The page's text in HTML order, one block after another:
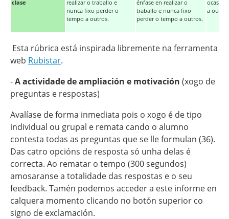
clase
realizar o traballo e
nunca fixo perder o
tempo a outros.
énfase en realizar o
traballo e nunca fixo
perder o tempo a outros.
a
Esta rúbrica está inspirada libremente na ferramenta
web Rubistar.
-A actividade de ampliación e motivación (xogo de
preguntas e respostas)
Avalíase de forma inmediata pois o xogo é de tipo
individual ou grupal e remata cando o alumno
contesta todas as preguntas que se lle formulan (36).
Das catro opcións de resposta só unha delas é
correcta. Ao rematar o tempo (300 segundos)
amosaranse a totalidade das respostas e o seu
feedback. Tamén podemos acceder a este informe en
calquera momento clicando no botón superior co
signo de exclamación.